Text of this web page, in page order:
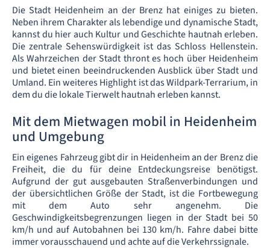
Die Stadt Heidenheim an der Brenz hat einiges zu bieten.
Neben ihrem Charakter als lebendige und dynamische Stadt,
kannst du hier auch Kultur und Geschichte hautnah erleben.
Die zentrale Sehenswürdigkeit ist das Schloss Hellenstein.
Als Wahrzeichen der Stadt thront es hoch über Heidenheim
und bietet einen beeindruckenden Ausblick über Stadt und
Umland. Ein weiteres Highlight ist das Wildpark-Terrarium, in
dem du die lokale Tierwelt hautnah erleben kannst.
Mit dem Mietwagen mobil in Heidenheim
und Umgebung
Ein eigenes Fahrzeug gibt dir in Heidenheim an der Brenz die
Freiheit, die du für deine Entdeckungsreise benötigst.
Aufgrund der gut ausgebauten Straßenverbindungen und
der übersichtlichen Größe der Stadt, ist die Fortbewegung
mit dem Auto sehr angenehm. Die
Geschwindigkeitsbegrenzungen liegen in der Stadt bei 50
km/h und auf Autobahnen bei 130 km/h. Fahre dabei bitte
immer vorausschauend und achte auf die Verkehrssignale.